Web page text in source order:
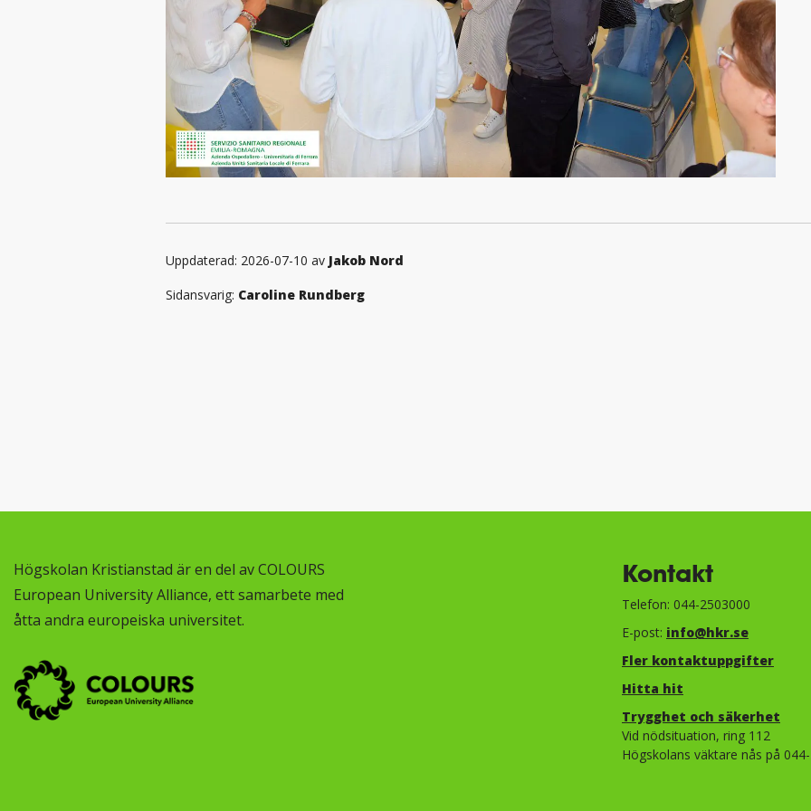
Uppdaterad: 2026-07-10 av Jakob Nord
Sidansvarig: Caroline Rundberg
Högskolan Kristianstad är en del av COLOURS
European University Alliance, ett samarbete med
åtta andra europeiska universitet.
Kontakt
Telefon: 044-2503000
E-post: info@hkr.se
Fler kontaktuppgifter
Hitta hit
Trygghet och säkerhet​​​​​​​​​​​
Vid nödsituation, ring 112
Högskolans väktare nås på